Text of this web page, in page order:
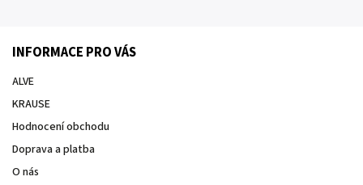
INFORMACE PRO VÁS
ALVE
KRAUSE
Hodnocení obchodu
Doprava a platba
O nás